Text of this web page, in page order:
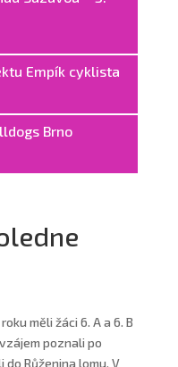
Empík cyklista
Brno
měli žáci 6. A a 6. B
poznali po
Růženina lomu. V